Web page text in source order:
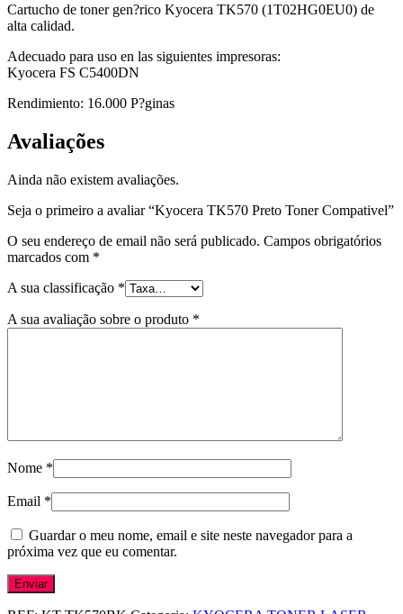
Cartucho de toner gen?rico Kyocera TK570 (1T02HG0EU0) de
alta calidad.
Adecuado para uso en las siguientes impresoras:
Kyocera FS C5400DN
Rendimiento: 16.000 P?ginas
Avaliações
Ainda não existem avaliações.
Seja o primeiro a avaliar “Kyocera TK570 Preto Toner Compativel”
O seu endereço de email não será publicado. Campos obrigatórios
marcados com *
A sua classificação *
A sua avaliação sobre o produto *
Nome *
Email *
Guardar o meu nome, email e site neste navegador para a
próxima vez que eu comentar.